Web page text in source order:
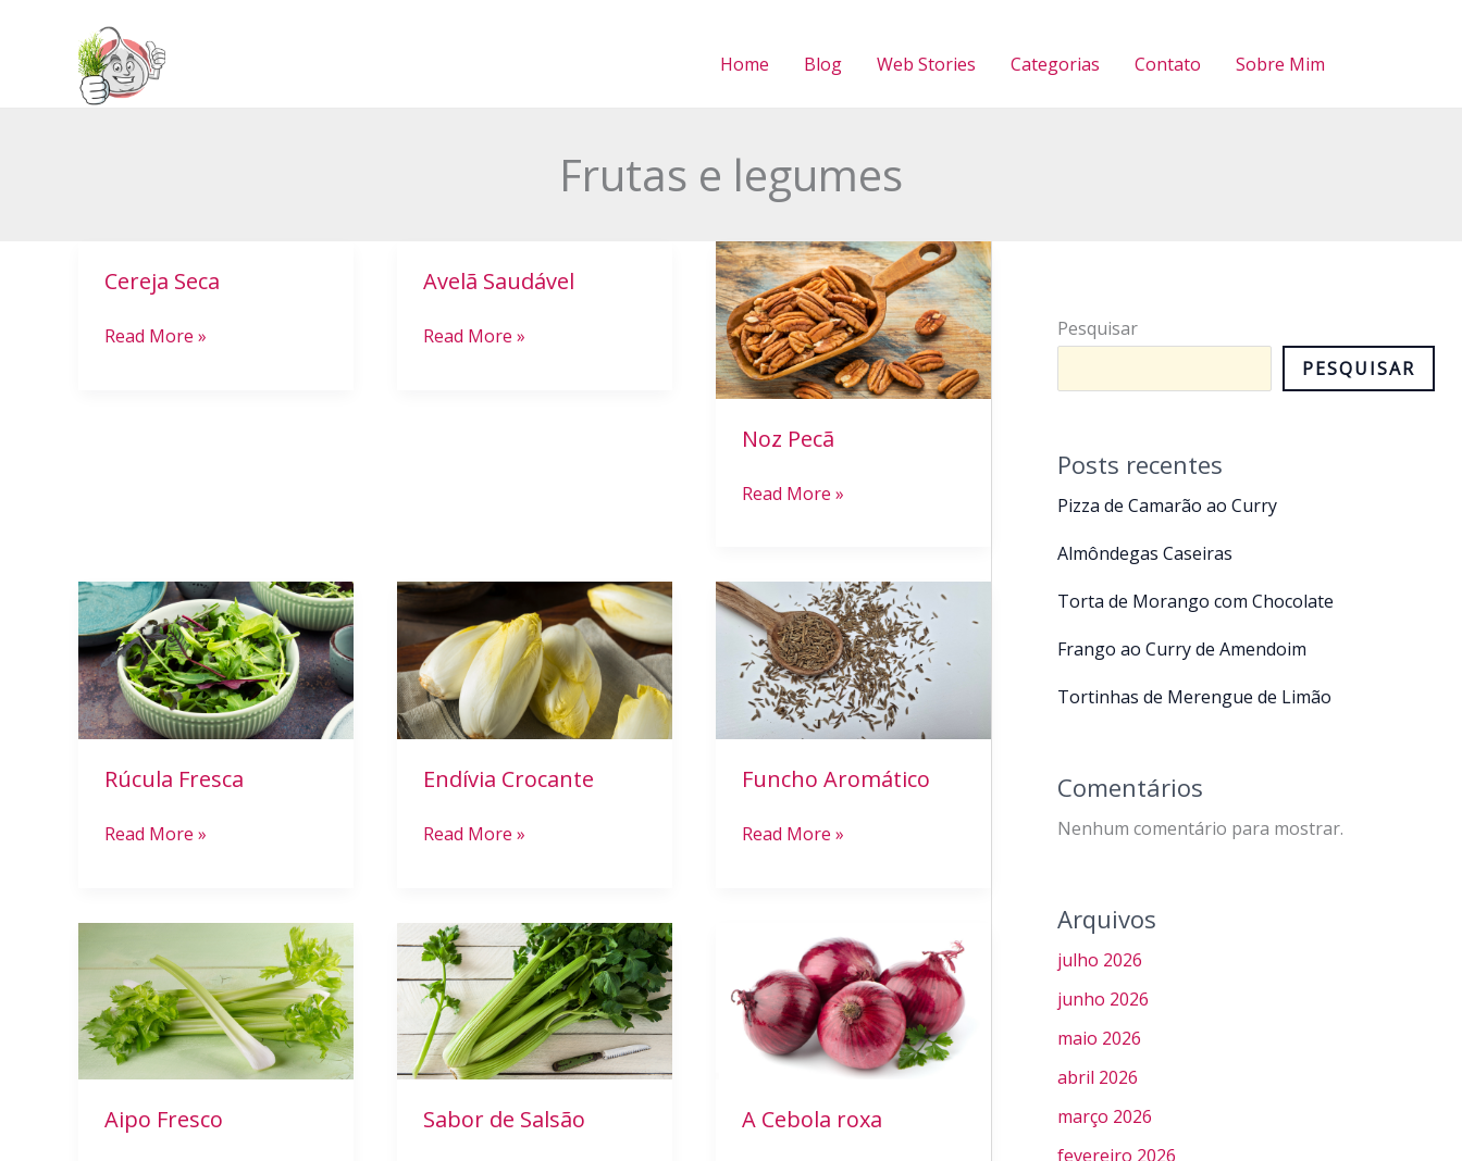
Home Blog Web Stories Categorias Contato Sobre Mim
Frutas e legumes
Cereja Seca
Cereja
Read More »
Avelã Saudável
Avelã
Read More »
Noz Pecã
Noz
Pecã
Read More »
Rúcula Fresca
Rúcula
Fresca
Read More »
Endívia Crocante
Endívia
Crocante
Read More »
Funcho Aromático
Funcho
Aromático
Read More »
Aipo Fresco
Fresco
Sabor de Salsão
Sabor
de
Salsão
A Cebola roxa
Cebola
roxa
Pesquisar
PESQUISAR
Posts recentes
Pizza de Camarão ao Curry
Almôndegas Caseiras
Torta de Morango com Chocolate
Frango ao Curry de Amendoim
Tortinhas de Merengue de Limão
Comentários
Nenhum comentário para mostrar.
Arquivos
julho 2026
junho 2026
maio 2026
abril 2026
março 2026
fevereiro 2026